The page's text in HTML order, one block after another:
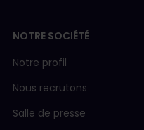
NOTRE SOCIÉTÉ
Notre profil
Nous recrutons
Salle de presse